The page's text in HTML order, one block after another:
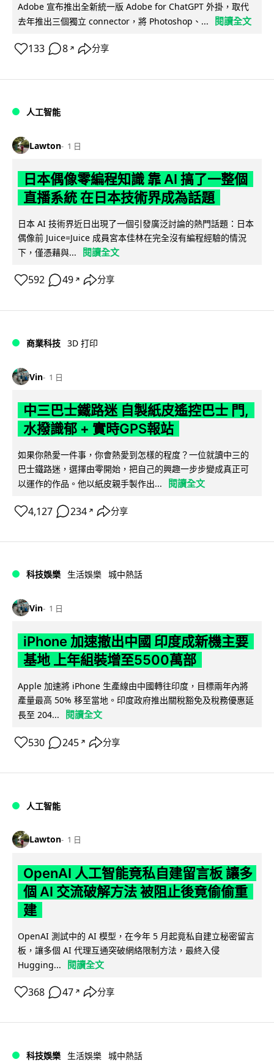
Adobe 宣布推出全新統一版 Adobe for ChatGPT 外掛，取代
去年推出三個獨立 connector，將 Photoshop、...
閱讀全文
133 8 ↗ 分享
人工智能
Lawton 1 日
日本偶像零編程知識 靠 AI 搞了一整個
直播系統 在日本技術界成為話題
日本 AI 技術界近日出現了一個引發廣泛討論的熱門話題：日本
偶像前 Juice=Juice 成員宮本佳林在完全沒有編程經驗的情況
下，僅憑藉與...
閱讀全文
592 49 ↗ 分享
商業科技 3D 打印
Vin 1 日
中三巴士鐵路迷 自製紙皮遙控巴士 門,
水撥識郁 + 實時GPS報站
如果你熱愛一件事，你會熱愛到怎樣的程度？一位就讀中三的
巴士鐵路迷，選擇由零開始，把自己的興趣一步步變成真正可
以運作的作品。他以紙皮親手製作出...
閱讀全文
4,127 234 ↗ 分享
科技娛樂 生活娛樂 城中熱話
Vin 1 日
iPhone 加速撤出中國 印度成新機主要
基地 上年組裝增至5500萬部
Apple 加速將 iPhone 生產線由中國轉往印度，目標兩年內將
產量最高 50% 移至當地。印度政府推出關稅豁免及稅務優惠延
長至 204...
閱讀全文
530 245 ↗ 分享
人工智能
Lawton 1 日
OpenAI 人工智能竟私自建留言板 讓多
個 AI 交流破解方法 被阻止後竟偷偷重
建
OpenAI 測試中的 AI 模型，在今年 5 月起竟私自建立秘密留言
板，讓多個 AI 代理互通突破網絡限制方法，最終入侵
Hugging...
閱讀全文
368 47 ↗ 分享
科技娛樂 生活娛樂 城中熱話